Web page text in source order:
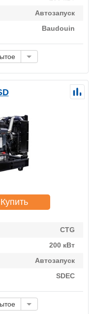
Автозапуск
Baudouin
Купить
CTG
200 кВт
Автозапуск
SDEC